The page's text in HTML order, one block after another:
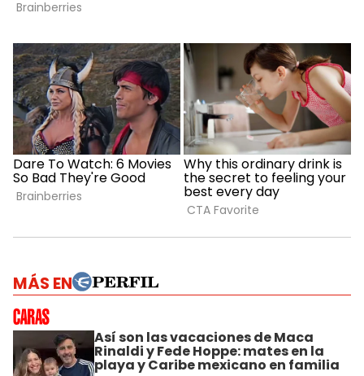
MÁS EN
Así son las vacaciones de Maca
Rinaldi y Fede Hoppe: mates en la
playa y Caribe mexicano en familia